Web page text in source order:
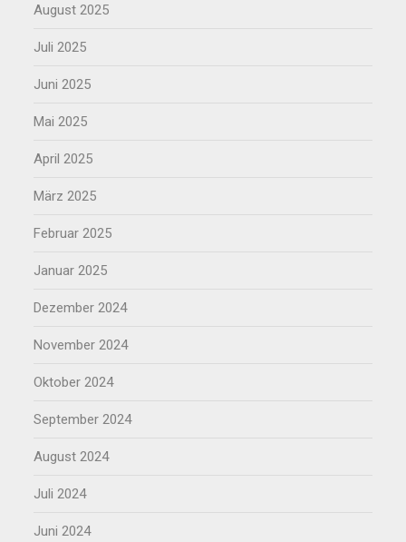
August 2025
Juli 2025
Juni 2025
Mai 2025
April 2025
März 2025
Februar 2025
Januar 2025
Dezember 2024
November 2024
Oktober 2024
September 2024
August 2024
Juli 2024
Juni 2024